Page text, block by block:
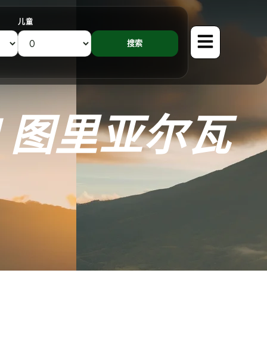
儿童
里亚尔瓦